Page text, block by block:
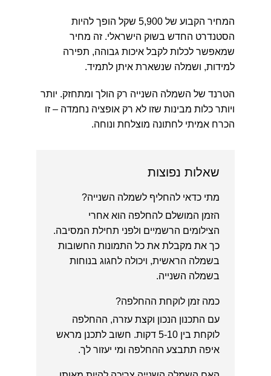
המחיר הקבוע של 5,900 שקל הופך להיות
הסטנדרט החדש בשוק הישראלי. זה מחיר
שמאפשר לכלות לקבל איכות גבוהה, תפירה
למידות, ושמלה שנשארת איתן לתמיד.
הטרנד של השמלה השנייה רק הולך ומתחזק. יותר
ויותר כלות מבינות שזו לא רק אופציה נחמדה – זו
הכרח אמיתי לחתונה מוצלחת ונוחה.
שאלות נפוצות
מתי כדאי להחליף לשמלה השנייה?
הזמן המושלם להחלפה הוא אחרי
הצילומים הרשמיים ולפני תחילת המסיבה.
כך את מקבלת את כל התמונות החשובות
בשמלה הראשית, ויכולה לחגוג בנוחות
בשמלה השנייה.
כמה זמן לוקחת ההחלפה?
עם התכנון הנכון וקצת עזרה, ההחלפה
לוקחת בין 5-10 דקות. חשוב לתכנן מראש
איפה תתבצע ההחלפה ומי יעזור לך.